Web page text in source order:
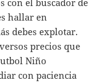
con el buscador de
hallar en
debes explotar.
precios que
Niño
con paciencia